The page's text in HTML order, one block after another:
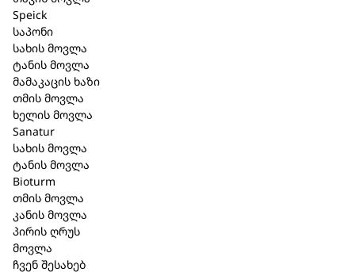
Speick
საპონი
სახის მოვლა
ტანის მოვლა
მამაკაცის ხაზი
თმის მოვლა
ხელის მოვლა
Sanatur
სახის მოვლა
ტანის მოვლა
Bioturm
თმის მოვლა
კანის მოვლა
პირის ღრუს
მოვლა
ჩვენ შესახებ
suis D10, D30, D200 – 0,367 მლ; ასევე, საინექციო
წყალი, ნატრიუმის ქლორიდის
იზოტონური (0,9%) ხსნარი.
ჩვენება: მსხვილი ნაწლავის ექსკრეციის
დარღვევა. ასევე ნაწლავის სპაზმები;
მითითებულია, როგორც შუალედური ან საწყისი
მკურნალობა სერიოზული ინტოქსიკაციის ყველა
დონისას; ასევე, ნაწლავის სტაზი, ნაწლავის
კოლიკა, ნაწლავის ტენეზმი, ლორწოვანი და
წყლულოვანი კოლიტი, უძილობა.
მიღების წესი და დოზირება:
ინდივიდუალურ დოზას ექიმის მიერ. ზოგადად